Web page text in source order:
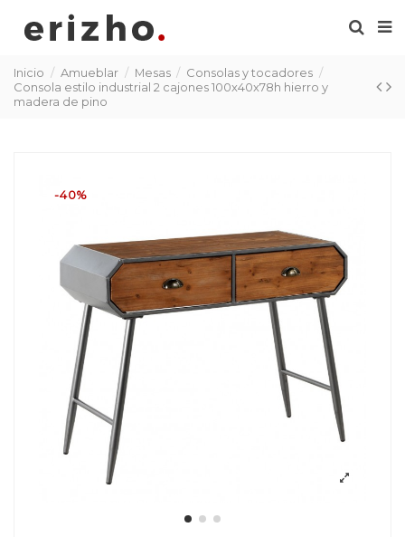
Inicio Amueblar Mesas
Consolas y tocadores
Consola estilo industrial 2 cajones 100x40x78h hierro y
madera de pino
-40%